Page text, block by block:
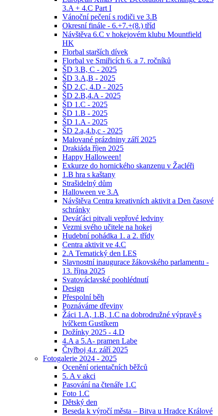
3.A + 4.C Part I
Vánoční pečení s rodiči ve 3.B
Okresní finále - 6.+7.+(8.) tříd
Návštěva 6.C v hokejovém klubu Mountfield
HK
Florbal starších dívek
Florbal ve Smiřicích 6. a 7. ročníků
ŠD 3.B, C - 2025
ŠD 3.A,B - 2025
ŠD 2.C, 4.D - 2025
ŠD 2.B,4.A - 2025
ŠD 1.C - 2025
ŠD 1.B - 2025
ŠD 1.A - 2025
ŠD 2.a,4.b,c - 2025
Malované prázdniny září 2025
Drakiáda říjen 2025
Happy Halloween!
Exkurze do hornického skanzenu v Žacléři
1.B hra s kaštany
Strašidelný dům
Halloween ve 3.A
Návštěva Centra kreativních aktivit a Den časové
schránky
Deváťáci pitvali vepřové ledviny
Vezmi svého učitele na hokej
Hudební pohádka 1. a 2. třídy
Centra aktivit ve 4.C
2.A Tematický den LES
Slavnostní inaugurace žákovského parlamentu -
13. října 2025
Svatováclavské poohlédnutí
Design
Přespolní běh
Poznáváme dřeviny
Žáci 1.A, 1.B, 1.C na dobrodružné výpravě s
lvíčkem Gustíkem
Dožínky 2025 - 4.D
4.A a 5.A- pramen Labe
Čtyřboj 4.r. září 2025
Fotogalerie 2024 - 2025
Ocenění orientačních běžců
5. A v akci
Pasování na čtenáře 1.C
Foto 1.C
Dětský den
Beseda k výročí města – Bitva u Hradce Králové